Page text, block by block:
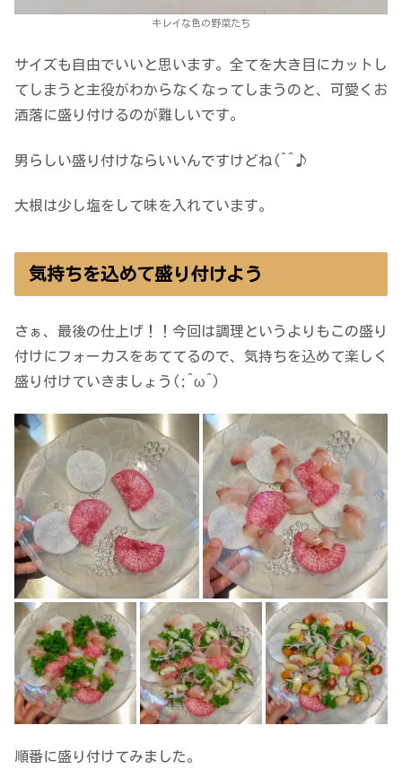
キレイな色の野菜たち
サイズも自由でいいと思います。全てを大き目にカットし
てしまうと主役がわからなくなってしまうのと、可愛くお
洒落に盛り付けるのが難しいです。
男らしい盛り付けならいいんですけどね(^^♪
大根は少し塩をして味を入れています。
気持ちを込めて盛り付けよう
さぁ、最後の仕上げ！！今回は調理というよりもこの盛り
付けにフォーカスをあててるので、気持ちを込めて楽しく
盛り付けていきましょう(;^ω^)
順番に盛り付けてみました。